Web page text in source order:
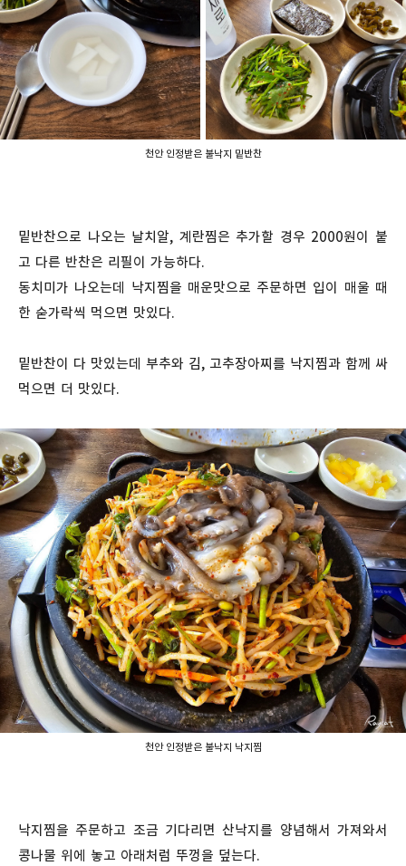
천안 인정받은 불낙지 밑반찬
밑반찬으로 나오는 날치알, 계란찜은 추가할 경우 2000원이 붙
고 다른 반찬은 리필이 가능하다.
동치미가 나오는데 낙지찜을 매운맛으로 주문하면 입이 매울 때
한 숟가락씩 먹으면 맛있다.
밑반찬이 다 맛있는데 부추와 김, 고추장아찌를 낙지찜과 함께 싸
먹으면 더 맛있다.
천안 인정받은 불낙지 낙지찜
낙지찜을 주문하고 조금 기다리면 산낙지를 양념해서 가져와서
콩나물 위에 놓고 아래처럼 뚜껑을 덮는다.